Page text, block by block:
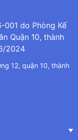
001 do Phòng Kế
Quận 10, thành
2024
12, quận 10, thành